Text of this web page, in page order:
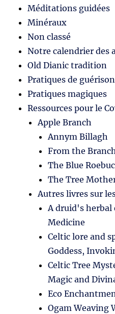
Méditations guidées
Minéraux
Non classé
Notre calendrier des
Old Dianic tradition
Pratiques de guérison
Pratiques magiques
Ressources pour le
Apple Branch
Annym Billagh
From the
The Blue
The Tree
Autres livres sur
A druid's herbal
Medicine
Celtic lore and
Goddess,
Celtic Tree
Magic and
Eco
Ogam Weaving